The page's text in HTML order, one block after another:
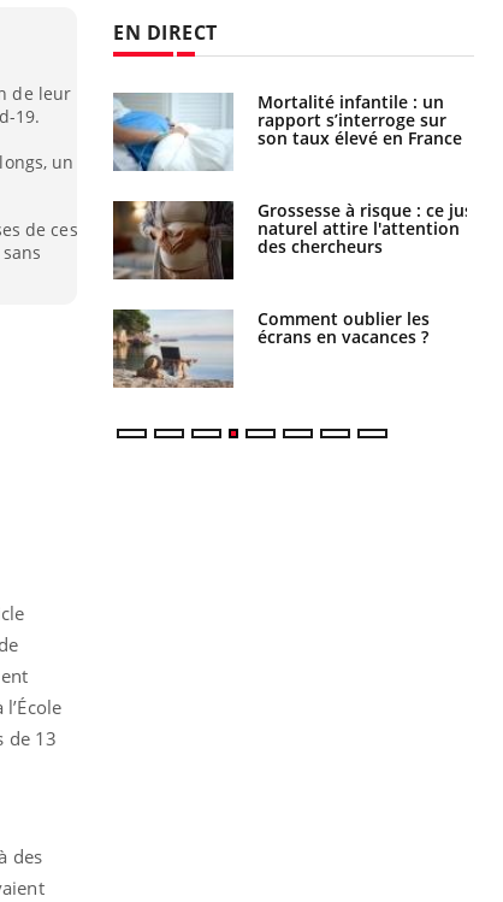
de leur
19.
un
de ces
de 13
des
EN DIRECT
:
meilleurs
?
Mortalité infantile : un
rapport s’interroge sur
son taux élevé en France
Grossesse à risque : ce jus
naturel attire l'attention
des chercheurs
Comment oublier les
écrans en vacances ?